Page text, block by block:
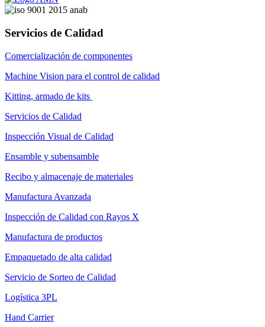
Servicios de Calidad
Comercialización de componentes
Machine Vision para el control de calidad
Kitting, armado de kits
Servicios de Calidad
Inspección Visual de Calidad
Ensamble y subensamble
Recibo y almacenaje de materiales
Manufactura Avanzada
Inspección de Calidad con Rayos X
Manufactura de productos
Empaquetado de alta calidad
Servicio de Sorteo de Calidad
Logística 3PL
Hand Carrier